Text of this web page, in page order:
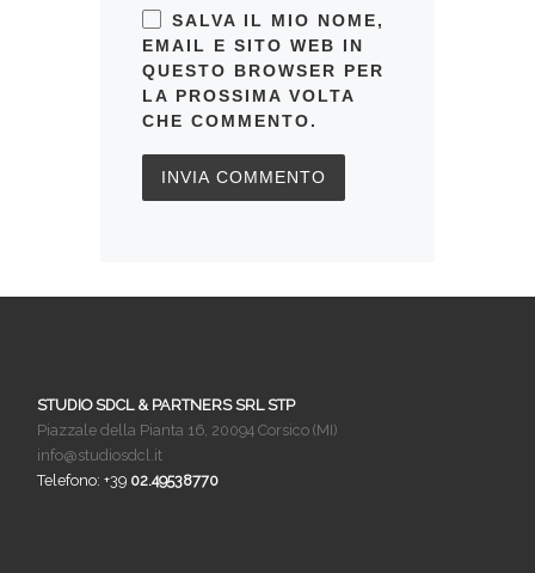
SALVA IL MIO NOME,
EMAIL E SITO WEB IN
QUESTO BROWSER PER
LA PROSSIMA VOLTA
CHE COMMENTO.
STUDIO SDCL & PARTNERS SRL STP
Piazzale della Pianta 16, 20094 Corsico (MI)
info@studiosdcl.it
Telefono: +39 02.49538770